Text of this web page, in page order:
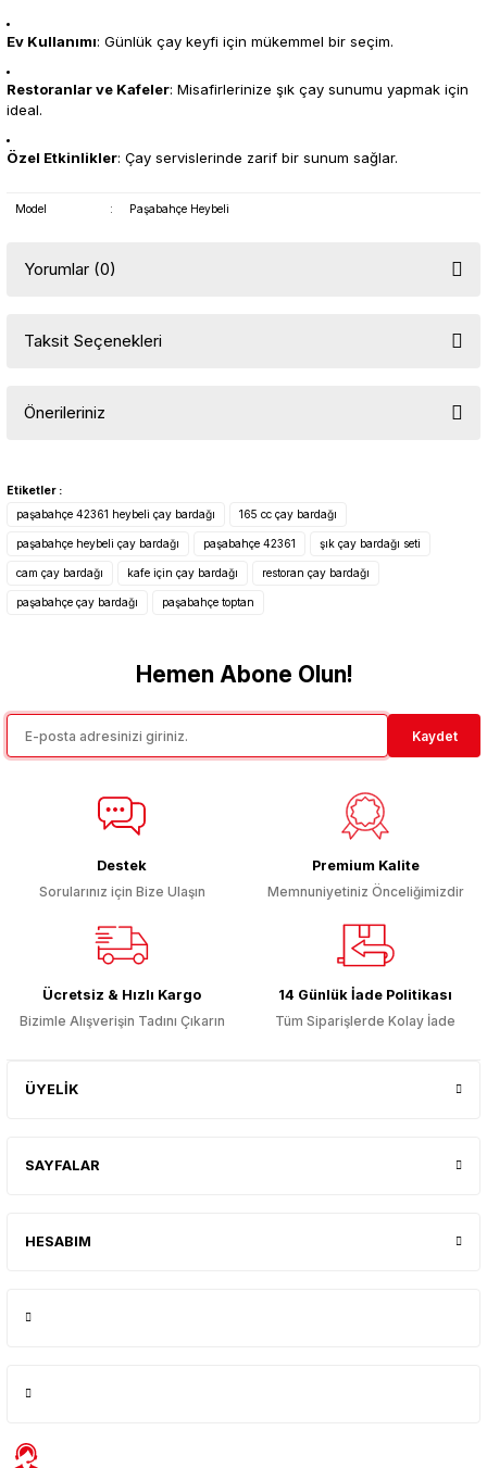
Ev Kullanımı: Günlük çay keyfi için mükemmel bir seçim.
Restoranlar ve Kafeler: Misafirlerinize şık çay sunumu yapmak için
ideal.
Özel Etkinlikler: Çay servislerinde zarif bir sunum sağlar.
Model : Paşabahçe Heybeli
Yorumlar (0)
Taksit Seçenekleri
Önerileriniz
konularda yetersiz gördüğünüz noktaları öneri formunu kullanarak
Görüş ve önerileriniz için teşekkür ederiz.
Ürün resmi kalitesiz, bozuk veya görüntülenemiyor.
Ürün açıklamasında eksik bilgiler bulunuyor.
Ürün fiyatı diğer sitelerden daha pahalı.
Etiketler :
paşabahçe 42361 heybeli çay bardağı
165 cc çay bardağı
paşabahçe heybeli çay bardağı paşabahçe 42361 şık çay bardağı seti
cam çay bardağı kafe için çay bardağı restoran çay bardağı
paşabahçe çay bardağı paşabahçe toptan
Hemen Abone Olun!
Kaydet
Destek
Sorularınız için Bize Ulaşın
Premium Kalite
Memnuniyetiniz Önceliğimizdir
Ücretsiz & Hızlı Kargo
Bizimle Alışverişin Tadını Çıkarın
14 Günlük İade Politikası
Tüm Siparişlerde Kolay İade
ÜYELİK
SAYFALAR
HESABIM